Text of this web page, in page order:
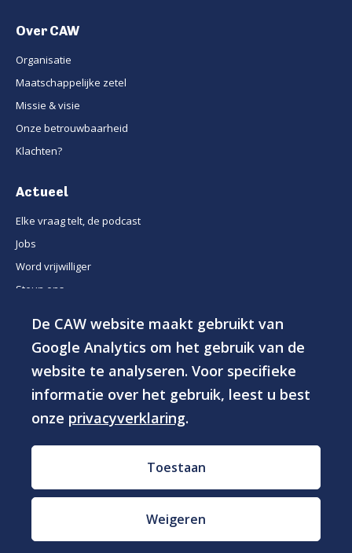
De CAW website maakt gebruikt van
Google Analytics om het gebruik van de
website te analyseren. Voor specifieke
informatie over het gebruik, leest u best
onze privacyverklaring.
Weigeren
Toestaan
Over CAW
Organisatie
Maatschappelijke zetel
Missie & visie
Onze betrouwbaarheid
Klachten?
Actueel
Elke vraag telt, de podcast
Jobs
Word vrijwilliger
Steun ons
© 2026 - CAW Groep vzw
Privacyverklaring
Toegankelijkheidsverklaring
Disclaimer